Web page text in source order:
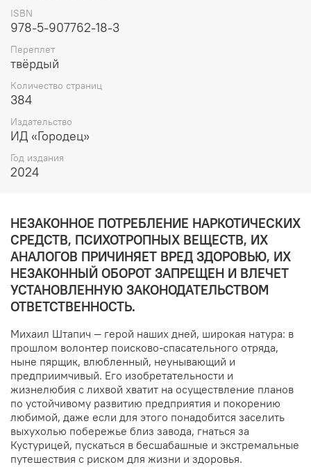
ISBN
978-5-907762-18-3
Переплет
твёрдый
Количество страниц
384
Издательство
ИД «Городец»
Год издания
2024
НЕЗАКОННОЕ ПОТРЕБЛЕНИЕ НАРКОТИЧЕСКИХ
СРЕДСТВ, ПСИХОТРОПНЫХ ВЕЩЕСТВ, ИХ
АНАЛОГОВ ПРИЧИНЯЕТ ВРЕД ЗДОРОВЬЮ, ИХ
НЕЗАКОННЫЙ ОБОРОТ ЗАПРЕЩЕН И ВЛЕЧЕТ
УСТАНОВЛЕННУЮ ЗАКОНОДАТЕЛЬСТВОМ
ОТВЕТСТВЕННОСТЬ.
Михаил Штапич — герой наших дней, широкая натура: в
прошлом волонтер поисково-спасательного отряда,
ныне пярщик, влюбленный, неунывающий и
предприимчивый. Его изобретательности и
жизнелюбия с лихвой хватит на осуществление планов
по устойчивому развитию предприятия и покорению
любимой, даже если для этого понадобится заселить
выхухолью побережье близ завода, гнаться за
Кустурицей, пускаться в бесшабашные и экстремальные
путешествия с риском для жизни и здоровья.